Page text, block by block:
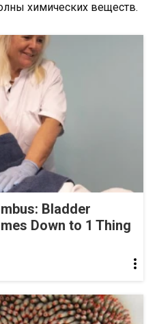
химических веществ.
Bladder
Down to 1 Thing